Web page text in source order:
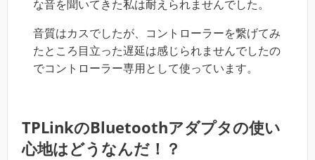
な音を聞いてきた私は耐えられませんでした。
音質はカスでしたが、コントローラーを繋げてみ
たところ目立った遅延は感じられませんでしたの
でコントローラー専用として使っています。
TPLinkのBluetoothアダプタの使い
心地はどうなんだ！？